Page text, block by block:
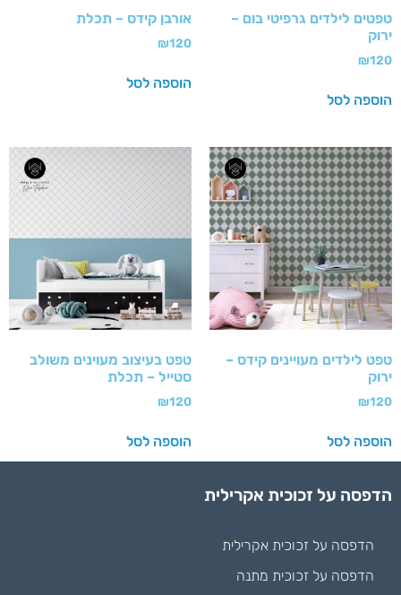
טפטים לילדים גרפיטי בום –
ירוק
₪120
הוספה לסל
אורבן קידס – תכלת
₪120
הוספה לסל
טפט לילדים מעויינים קידס –
ירוק
₪120
הוספה לסל
טפט בעיצוב מעוינים משולב
סטייל – תכלת
₪120
הוספה לסל
הדפסה על זכוכית אקרילית
הדפסה על זכוכית אקרילית
הדפסה על זכוכית מתנה